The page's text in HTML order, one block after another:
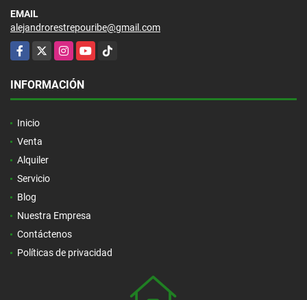
EMAIL
alejandrorestrepouribe@gmail.com
Facebook
X InstagramYouTubeTikTok
INFORMACIÓN
Inicio
Venta
Alquiler
Servicio
Blog
Nuestra Empresa
Contáctenos
Políticas de privacidad